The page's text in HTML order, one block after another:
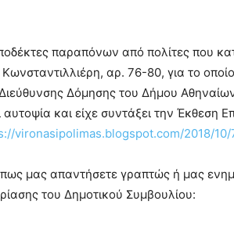
παραπόνων από πολίτες που
αρ. 76-80, για το
Δόμησης του Δήμου
αυτοψία και είχε συντάξει την Έκθεση
vironasipolimas.blogspot.com/2018/
μας απαντήσετε γραπτώς ή μας
του Δημοτικού Συμβουλίου: